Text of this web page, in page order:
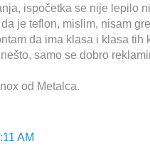
ispočetka se nije lepilo
je teflon, mislim, nisam
da ima klasa i klasa tih
samo se dobro
od Metalca.
AM